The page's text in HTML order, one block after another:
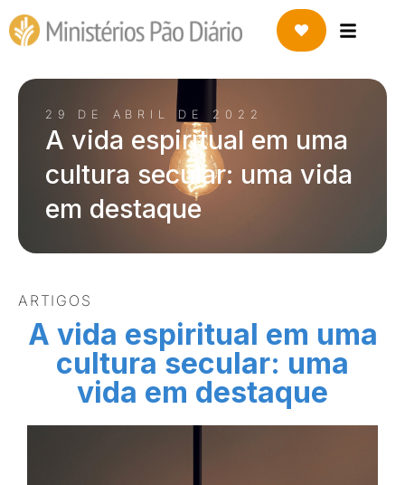
29 DE ABRIL DE 2022
A vida espiritual em uma
cultura secular: uma vida
em destaque
ARTIGOS
A vida espiritual em uma
cultura secular: uma
vida em destaque